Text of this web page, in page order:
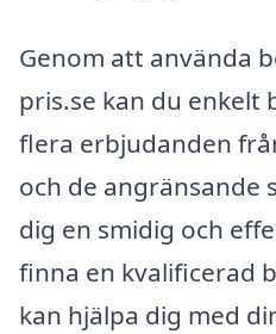
Genom att använda
pris.se kan du enkelt
flera erbjudanden
och de angränsande
dig en smidig och
finna en kvalificerad
kan hjälpa dig med